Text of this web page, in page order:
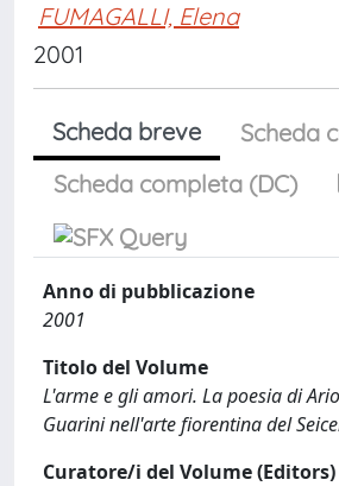
FUMAGALLI, Elena
2001
Scheda breve
Scheda
Scheda completa (DC)
Anno di pubblicazione
2001
Titolo del Volume
L'arme e gli amori. La poesia di
Guarini nell'arte fiorentina del
Curatore/i del Volume (Editors)